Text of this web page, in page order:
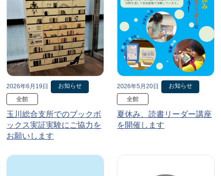
2026年6月19日
お知らせ
全館
玉川総合支所でのブックボ
ックス実証実験にご協力を
お願いします
2026年5月20日
お知らせ
全館
夏休み、読書リーダー講座
を開催します